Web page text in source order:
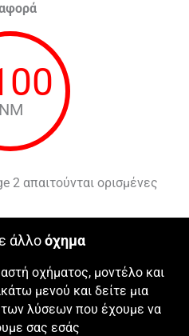
NM
2 απαιτούνται ορισμένες
άλλοόχημα
οχήματος, μοντέλο και
μενού και δείτε μια
λύσεων που έχουμε να
σας εσάς